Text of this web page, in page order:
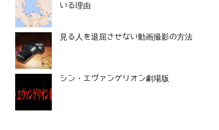
いる理由
見る人を退屈させない動画撮影の方法
シン・エヴァンゲリオン劇場版